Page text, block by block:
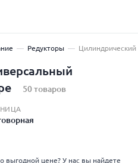
Редукторы Цилиндрический
50 товаров
выгодной цене? У нас вы найдете